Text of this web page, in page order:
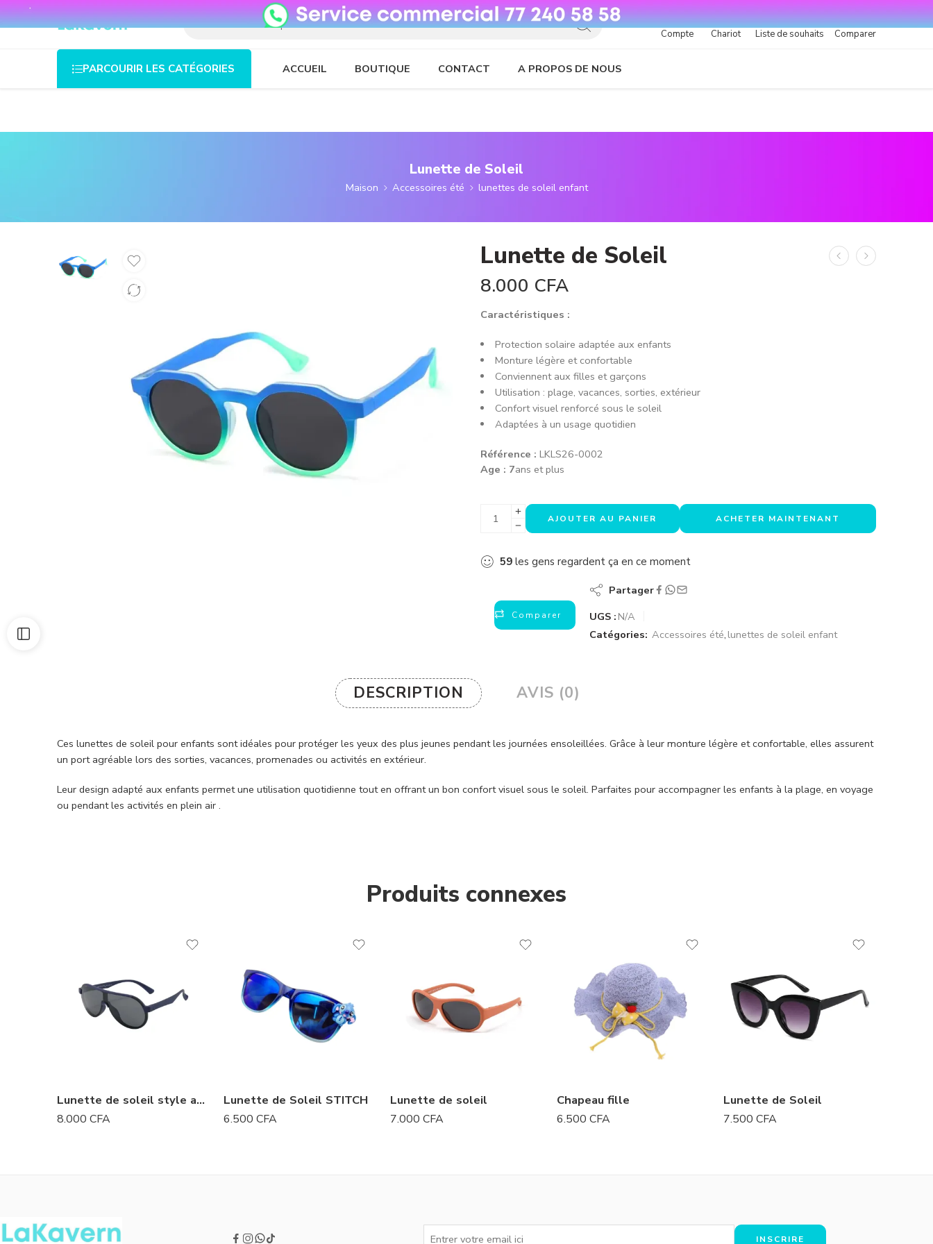
08o35epzeyex8vmjn04i2j4algz26o
Compte Chariot Liste de souhaits Comparer
PARCOURIR LES CATÉGORIES ACCUEIL BOUTIQUE CONTACT A PROPOS DE NOUS
Lunette de Soleil
Maison Accessoires été lunettes de soleil enfant
Lunette de Soleil
8.000 CFA
Caractéristiques :
Protection solaire adaptée aux enfants
Monture légère et confortable
Conviennent aux filles et garçons
Utilisation : plage, vacances, sorties, extérieur
Confort visuel renforcé sous le soleil
Adaptées à un usage quotidien
Référence : LKLS26-0002
Age : 7ans et plus
AJOUTER AU PANIER ACHETER MAINTENANT
59 les gens regardent ça en ce moment
Comparer
Partager
UGS : N/A
Catégories: Accessoires été, lunettes de soleil enfant
DESCRIPTION AVIS (0)
Ces lunettes de soleil pour enfants sont idéales pour protéger les yeux des plus jeunes pendant les journées ensoleillées. Grâce à leur monture légère et confortable, elles assurent
un port agréable lors des sorties, vacances, promenades ou activités en extérieur.
Leur design adapté aux enfants permet une utilisation quotidienne tout en offrant un bon confort visuel sous le soleil. Parfaites pour accompagner les enfants à la plage, en voyage
ou pendant les activités en plein air .
Produits connexes
Lunette de soleil style aviator
8.000 CFA
Lunette de Soleil STITCH
6.500 CFA
Lunette de soleil
7.000 CFA
Chapeau fille
6.500 CFA
Lunette de Soleil
7.500 CFA